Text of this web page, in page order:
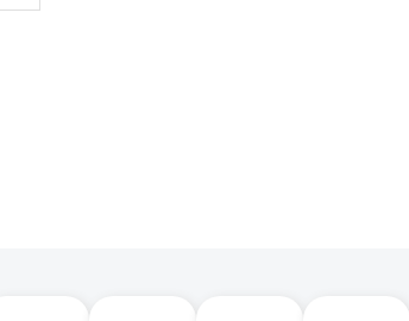
于联合斗争总部内的贬低言论和单方面决策结构未